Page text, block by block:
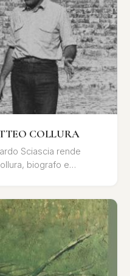
COLLURA
Sciascia rende
biografo e